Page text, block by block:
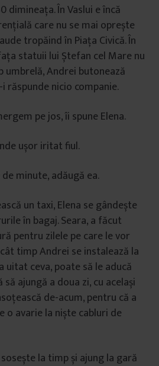
dimineața. În Vaslui e încă
care nu se mai oprește
tropăind în Piața Civică. În
statuii lui Ștefan cel Mare nu
umbrelă, Andrei butonează
răspunde nicio companie.
pe jos, îi spune Elena.
ușor iritat fiul.
minute, adăugă ea.
un taxi, Elena se gândește
în bagaj. Seara, a făcut
pentru zilele pe care le vor
timp Andrei se instalează la
uitat ceva, poate să le aducă
ajungă a doua zi, cu același
de-acum, pentru că a
o avarie la niște cabluri de
la timp și ajung la gară